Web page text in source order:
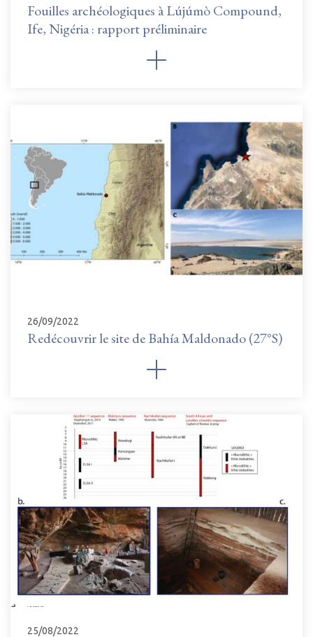
Fouilles archéologiques à Lújúmò Compound,
Ife, Nigéria : rapport préliminaire
26/09/2022
Redécouvrir le site de Bahía Maldonado (27°S)
25/08/2022